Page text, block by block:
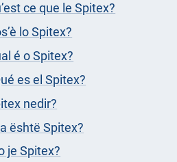
ce que le Spitex?
lo Spitex?
é o Spitex?
es el Spitex?
nedir?
është Spitex?
je Spitex?